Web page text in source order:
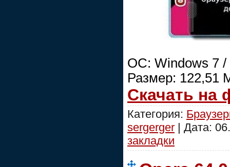
OC: Windows 7
Размер: 122,51
Скачать на
Категория:
sergerger | Дата:
закладки